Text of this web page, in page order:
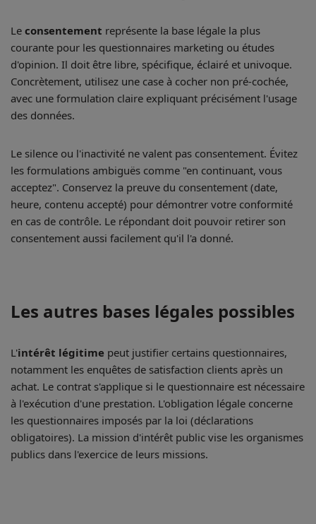
Le consentement représente la base légale la plus
courante pour les questionnaires marketing ou études
d'opinion. Il doit être libre, spécifique, éclairé et univoque.
Concrètement, utilisez une case à cocher non pré-cochée,
avec une formulation claire expliquant précisément l'usage
des données.
Le silence ou l'inactivité ne valent pas consentement. Évitez
les formulations ambiguës comme "en continuant, vous
acceptez". Conservez la preuve du consentement (date,
heure, contenu accepté) pour démontrer votre conformité
en cas de contrôle. Le répondant doit pouvoir retirer son
consentement aussi facilement qu'il l'a donné.
Les autres bases légales possibles
L'intérêt légitime peut justifier certains questionnaires,
notamment les enquêtes de satisfaction clients après un
achat. Le contrat s'applique si le questionnaire est nécessaire
à l'exécution d'une prestation. L'obligation légale concerne
les questionnaires imposés par la loi (déclarations
obligatoires). La mission d'intérêt public vise les organismes
publics dans l'exercice de leurs missions.